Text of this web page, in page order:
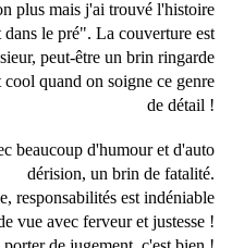
plus mais j'ai trouvé l'histoire
le pré". La couverture est
peut-être un brin ringarde
quand on soigne ce genre
de détail !
beaucoup d'humour et d'auto
dérision, un brin de fatalité.
responsabilités est indéniable
vue avec ferveur et justesse !